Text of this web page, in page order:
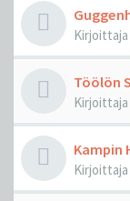
Kirjoittaja
Töölön
Kirjoittaja
Kampin
Kirjoittaja